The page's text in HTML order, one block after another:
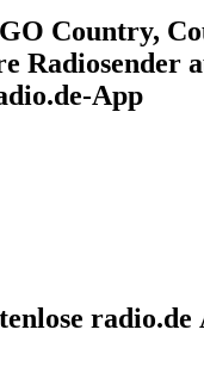
Country,
Radiosender
App
radio.de